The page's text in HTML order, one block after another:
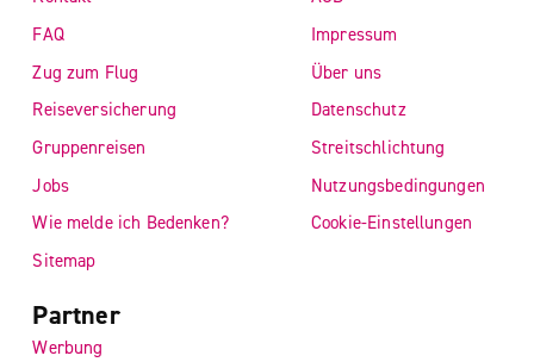
FAQ
Zug zum Flug
Reiseversicherung
Gruppenreisen
Jobs
Wie melde ich Bedenken?
Sitemap
Impressum
Über uns
Datenschutz
Streitschlichtung
Nutzungsbedingungen
Cookie-Einstellungen
Partner
Werbung